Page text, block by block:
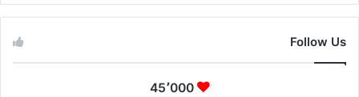
Follow Us
45٬000